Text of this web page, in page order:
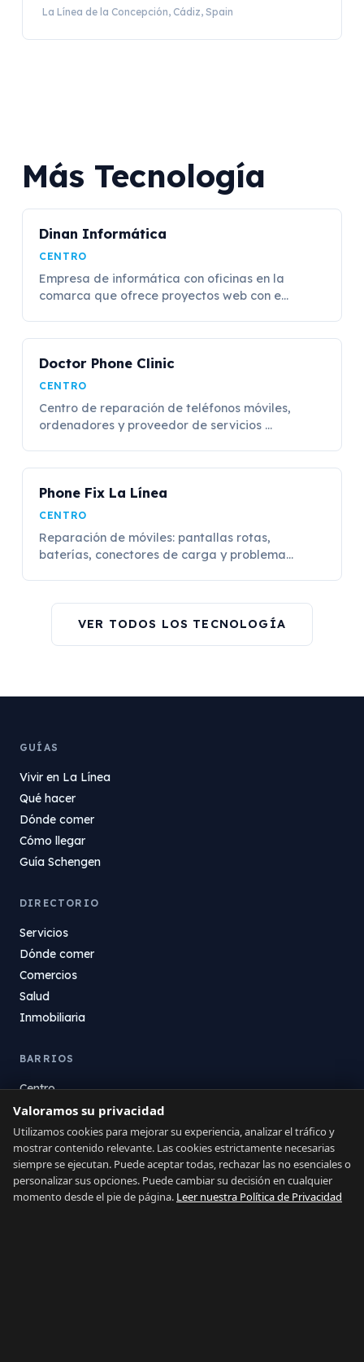
La Línea de la Concepción, Cádiz, Spain
Más Tecnología
Dinan Informática
CENTRO
Empresa de informática con oficinas en la
comarca que ofrece proyectos web con e...
Doctor Phone Clinic
CENTRO
Centro de reparación de teléfonos móviles,
ordenadores y proveedor de servicios ...
Phone Fix La Línea
CENTRO
Reparación de móviles: pantallas rotas,
baterías, conectores de carga y problema...
VER TODOS LOS TECNOLOGÍA
GUÍAS
Vivir en La Línea
Qué hacer
Dónde comer
Cómo llegar
Guía Schengen
DIRECTORIO
Servicios
Dónde comer
Comercios
Salud
Inmobiliaria
BARRIOS
Centro
La Atunara
Poniente
El Zabal
Santa Margarita
La Alcaidesa
Valoramos su privacidad
Utilizamos cookies para mejorar su experiencia, analizar el tráfico y
mostrar contenido relevante. Las cookies estrictamente necesarias
siempre se ejecutan. Puede aceptar todas, rechazar las no esenciales o
personalizar sus opciones. Puede cambiar su decisión en cualquier
momento desde el pie de página. Leer nuestra Política de Privacidad